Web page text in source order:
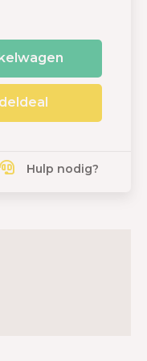
Hulp nodig?